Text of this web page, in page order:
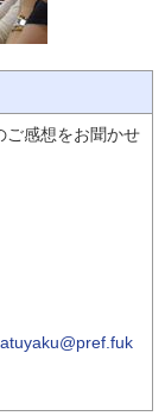
ご感想をお聞かせ